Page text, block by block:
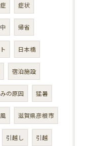
症状
帰省
日本橋
宿泊施設
の原因 猛暑
滋賀県彦根市
引越し 引越